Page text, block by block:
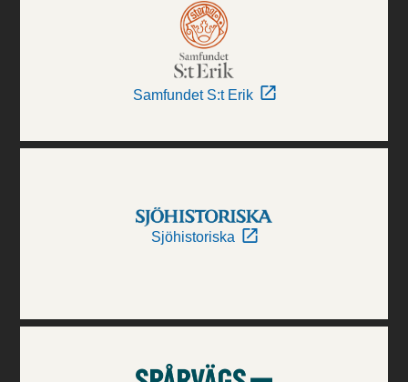
Samfundet S:t Erik
Sjöhistoriska